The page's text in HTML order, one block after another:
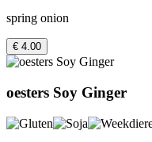
spring onion
€ 4.00
oesters Soy Ginger